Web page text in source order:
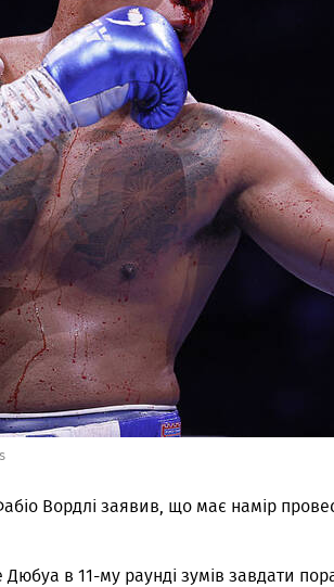
Вордлі заявив, що має намір
в 11-му раунді зумів завдати